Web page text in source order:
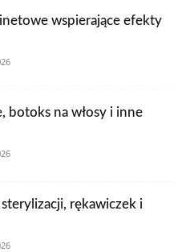
wspierające efekty
botoks na włosy i inne
rękawiczek i